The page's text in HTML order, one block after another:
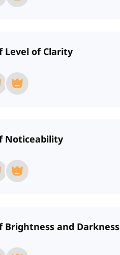
Level of Clarity
Noticeability
Brightness and Darkness